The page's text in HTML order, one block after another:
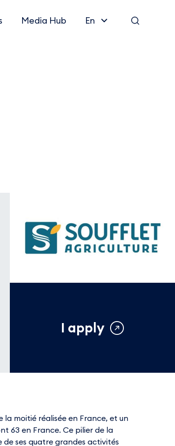
Media Hub En Search
I apply
la moitié réalisée en France, et un
63 en France. Ce pilier de la
ses quatre grandes activités